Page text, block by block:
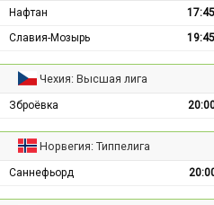
Нафтан 17:45
Славия-Мозырь
19:45
Чехия: Высшая лига
Зброёвка
Норвегия: Типпелига
Саннефьорд